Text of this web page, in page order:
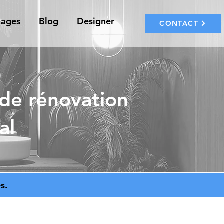
Blog Designer CONTACT
rénovation